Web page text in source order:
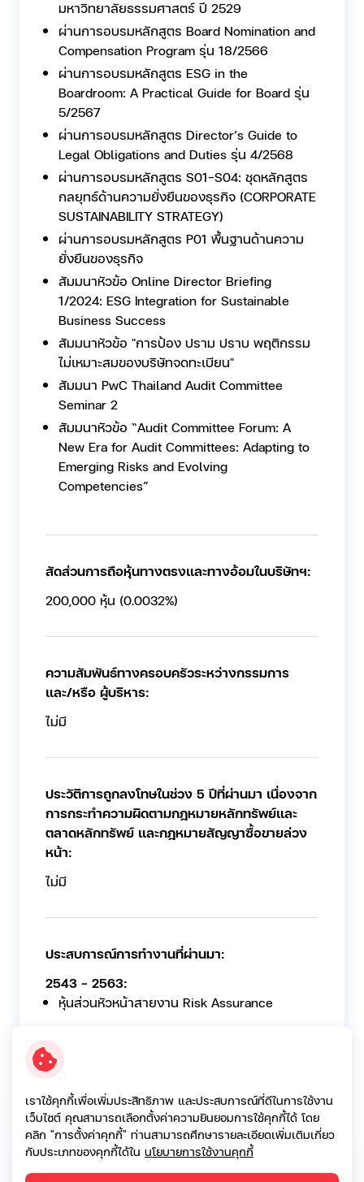
มหาวิทยาลัยธรรมศาสตร์ ปี 2529
ผ่านการอบรมหลักสูตร Board Nomination and
Compensation Program รุ่น 18/2566
ผ่านการอบรมหลักสูตร ESG in the
Boardroom: A Practical Guide for Board รุ่น
5/2567
ผ่านการอบรมหลักสูตร Director’s Guide to
Legal Obligations and Duties รุ่น 4/2568
ผ่านการอบรมหลักสูตร S01-S04: ชุดหลักสูตร
กลยุทธ์ด้านความยั่งยืนของธุรกิจ (CORPORATE
SUSTAINABILITY STRATEGY)
ผ่านการอบรมหลักสูตร P01 พื้นฐานด้านความ
ยั่งยืนของธุรกิจ
สัมมนาหัวข้อ Online Director Briefing
1/2024: ESG Integration for Sustainable
Business Success
สัมมนาหัวข้อ "การป้อง ปราม ปราบ พฤติกรรม
ไม่เหมาะสมของบริษัทจดทะเบียน"
สัมมนา PwC Thailand Audit Committee
Seminar 2
สัมมนาหัวข้อ “Audit Committee Forum: A
New Era for Audit Committees: Adapting to
Emerging Risks and Evolving
Competencies”
สัดส่วนการถือหุ้นทางตรงและทางอ้อมในบริษัทฯ:
200,000 หุ้น (0.0032%)
ความสัมพันธ์ทางครอบครัวระหว่างกรรมการ
และ/หรือ ผู้บริหาร:
ไม่มี
ประวัติการถูกลงโทษในช่วง 5 ปีที่ผ่านมา เนื่องจาก
การกระทำความผิดตามกฎหมายหลักทรัพย์และ
ตลาดหลักทรัพย์ และกฎหมายสัญญาซื้อขายล่วง
หน้า:
ไม่มี
ประสบการณ์การทำงานที่ผ่านมา:
2543 - 2563:
หุ้นส่วนหัวหน้าสายงาน Risk Assurance
27 ก.ย. 2564- 14 พ.ค.2569:
กรรมการสรรหาและพิจารณาค่าตอบแทน บริษัท
เอสจี แคปปิตอล จำกัด (มหาชน)
เราใช้คุกกี้เพื่อเพิ่มประสิทธิภาพ และประสบการณ์ที่ดีในการใช้งาน
เว็บไซต์ คุณสามารถเลือกตั้งค่าความยินยอมการใช้คุกกี้ได้ โดย
คลิก "การตั้งค่าคุกกี้" ท่านสามารถศึกษารายละเอียดเพิ่มเติมเกี่ยว
กับประเภทของคุกกี้ได้ใน นโยบายการใช้งานคุกกี้